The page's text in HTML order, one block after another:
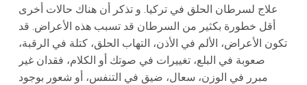
علاج لسرطان الحلق في تركيا. و تذكر أن هناك حالات أخرى
أقل خطورة بكثير من السرطان قد تسبب هذه الأعراض. قد
تكون الأعراض، الألم في الأذن، التهاب الحلق، كتلة في الرقبة،
صعوبة في البلع، تغييرات في صوتك أو الكلام، فقدان غير
مبرر في الوزن، سعال، ضيق في التنفس، أو شعور بوجود